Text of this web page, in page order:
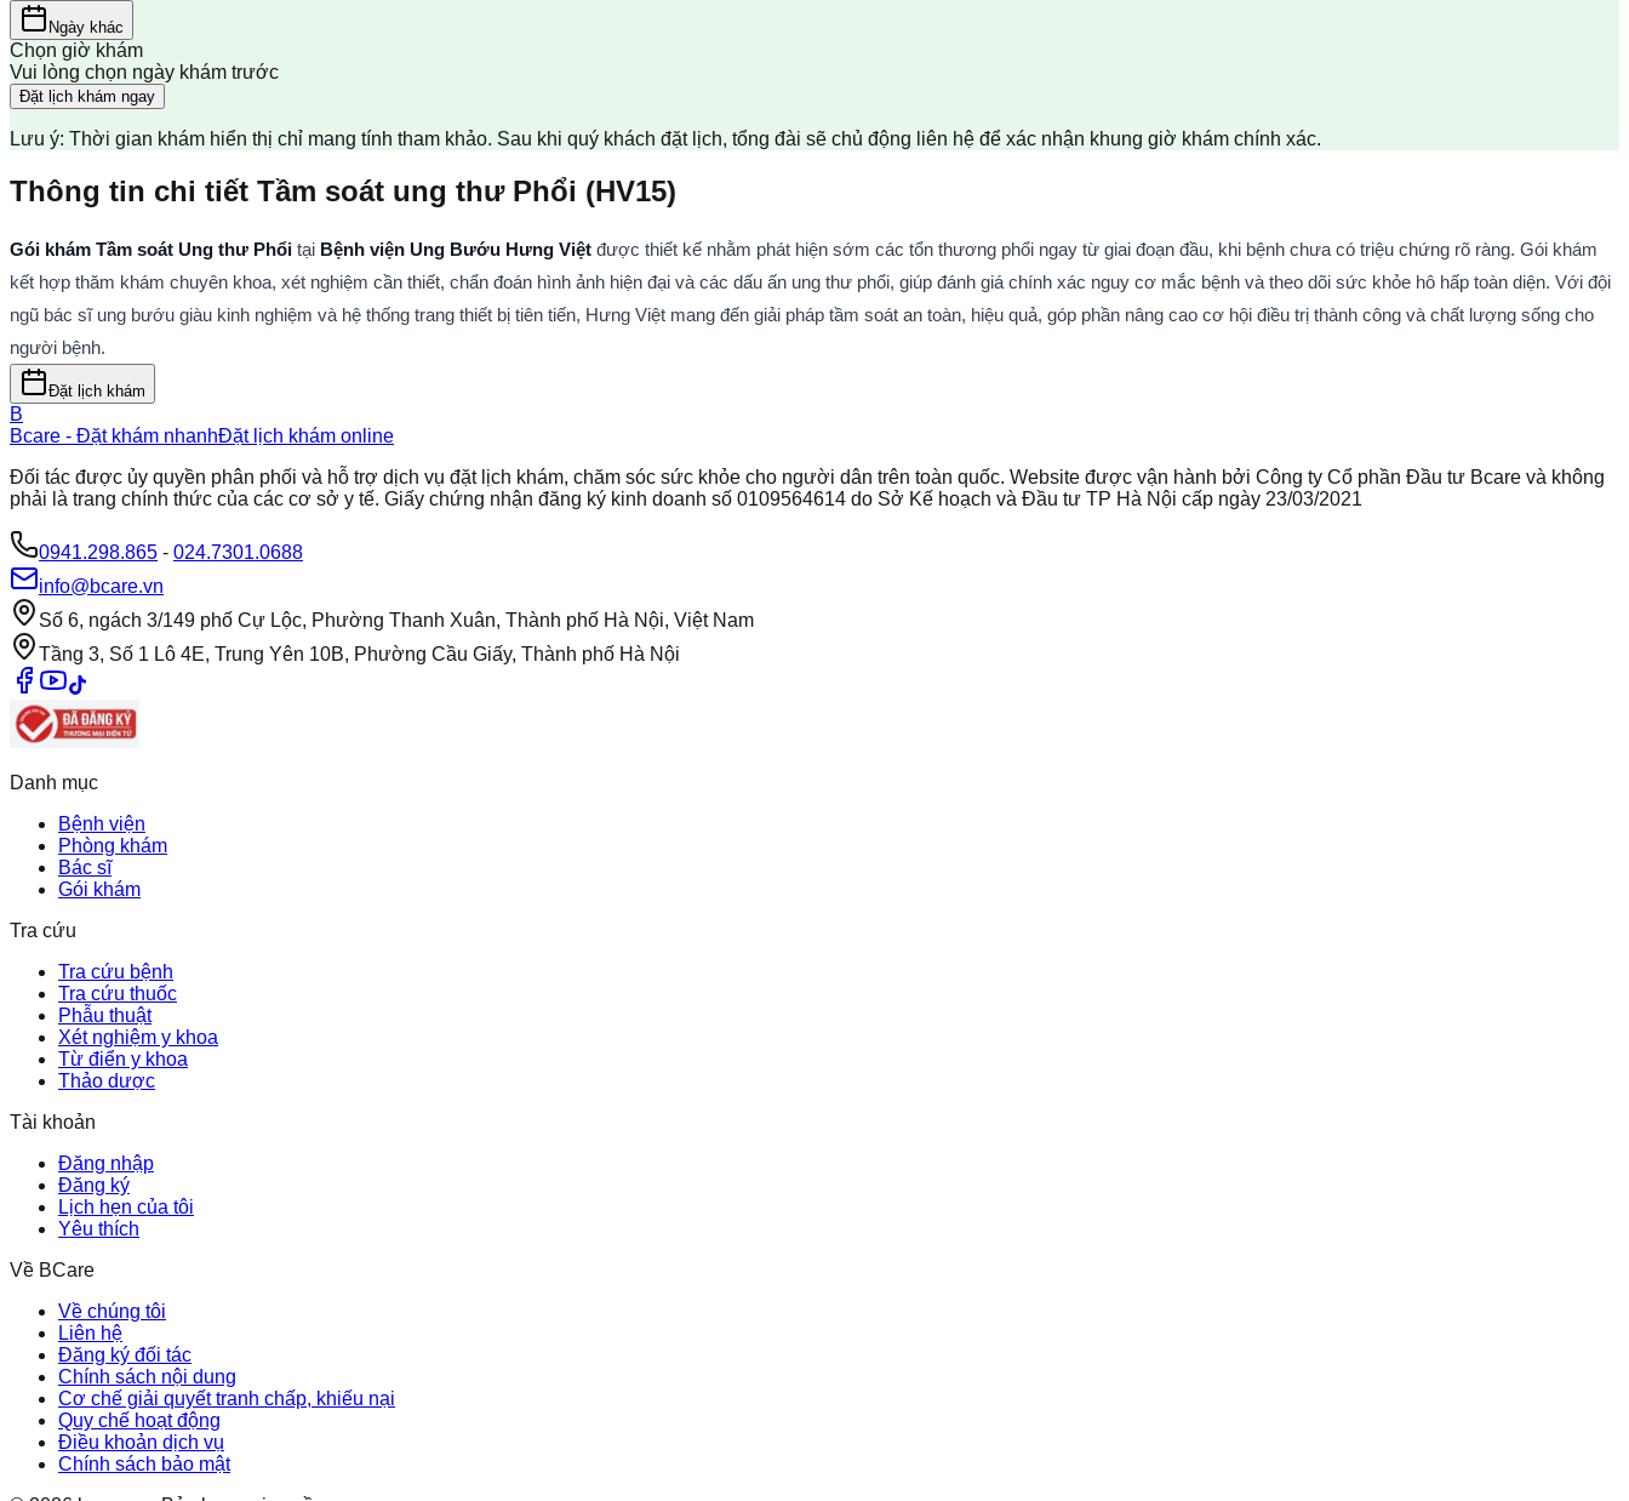
Ngày khác
Chọn giờ khám
Vui lòng chọn ngày khám trước
Đặt lịch khám ngay
Lưu ý: Thời gian khám hiển thị chỉ mang tính tham khảo. Sau khi quý khách đặt lịch, tổng đài sẽ chủ động liên hệ để xác nhận khung giờ khám chính xác.
Thông tin chi tiết Tầm soát ung thư Phổi (HV15)
Gói khám Tầm soát Ung thư Phổi tại Bệnh viện Ung Bướu Hưng Việt được thiết kế nhằm phát hiện sớm các tổn thương phổi ngay từ giai đoạn đầu, khi bệnh chưa có triệu chứng rõ ràng. Gói khám
kết hợp thăm khám chuyên khoa, xét nghiệm cần thiết, chẩn đoán hình ảnh hiện đại và các dấu ấn ung thư phổi, giúp đánh giá chính xác nguy cơ mắc bệnh và theo dõi sức khỏe hô hấp toàn diện. Với đội
ngũ bác sĩ ung bướu giàu kinh nghiệm và hệ thống trang thiết bị tiên tiến, Hưng Việt mang đến giải pháp tầm soát an toàn, hiệu quả, góp phần nâng cao cơ hội điều trị thành công và chất lượng sống cho
người bệnh.
Đặt lịch khám
B
Bcare - Đặt khám nhanhĐặt lịch khám online
Đối tác được ủy quyền phân phối và hỗ trợ dịch vụ đặt lịch khám, chăm sóc sức khỏe cho người dân trên toàn quốc. Website được vận hành bởi Công ty Cổ phần Đầu tư Bcare và không
phải là trang chính thức của các cơ sở y tế. Giấy chứng nhận đăng ký kinh doanh số 0109564614 do Sở Kế hoạch và Đầu tư TP Hà Nội cấp ngày 23/03/2021
0941.298.865 - 024.7301.0688
info@bcare.vn
Số 6, ngách 3/149 phố Cự Lộc, Phường Thanh Xuân, Thành phố Hà Nội, Việt Nam
Tầng 3, Số 1 Lô 4E, Trung Yên 10B, Phường Cầu Giấy, Thành phố Hà Nội
Danh mục
Bệnh viện
Phòng khám
Bác sĩ
Gói khám
Tra cứu
Tra cứu bệnh
Tra cứu thuốc
Phẫu thuật
Xét nghiệm y khoa
Từ điển y khoa
Thảo dược
Tài khoản
Đăng nhập
Đăng ký
Lịch hẹn của tôi
Yêu thích
Về BCare
Về chúng tôi
Liên hệ
Đăng ký đối tác
Chính sách nội dung
Cơ chế giải quyết tranh chấp, khiếu nại
Quy chế hoạt động
Điều khoản dịch vụ
Chính sách bảo mật